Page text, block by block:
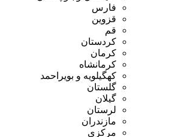
فارس
قزوین
قم
کردستان
کرمان
کرمانشاه
کهگیلویه و بویراحمد
گلستان
گیلان
لرستان
مازندران
مرکزی